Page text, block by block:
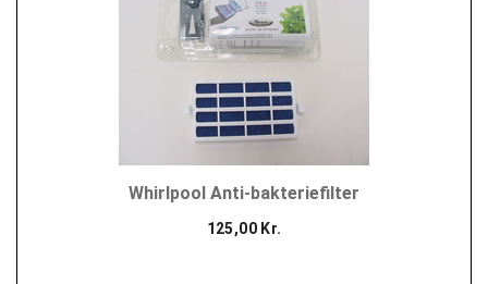
Whirlpool Anti-bakteriefilter
125,00 Kr.